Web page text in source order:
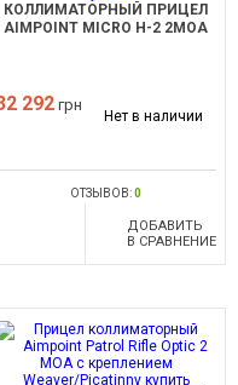
КОЛЛИМАТОРНЫЙ ПРИЦЕЛ
AIMPOINT MICRO H-2 2МОА
292 грн
Нет в наличии
ОТЗЫВОВ:0
ДОБАВИТЬ
В СРАВНЕНИЕ